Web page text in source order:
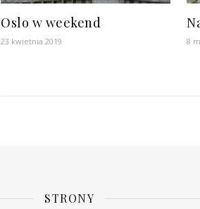
Oslo w weekend
23 kwietnia 2019 8
STRONY